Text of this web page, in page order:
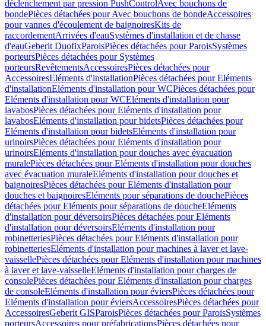
déclenchement par pression PushControlAvec bouchons de
bondePièces détachées pour Avec bouchons de bondeAccessoires
pour vannes d'écoulement de baignoiresKits de
raccordementArrivées d'eauSystèmes d'installation et de chasse
d'eauGeberit DuofixParoisPièces détachées pour ParoisSystèmes
porteursPièces détachées pour Systèmes
porteursRevêtementsAccessoiresPièces détachées pour
AccessoiresEléments d'installationPièces détachées pour Eléments
d'installationEléments d'installation pour WCPièces détachées pour
Eléments d'installation pour WCEléments d'installation pour
lavabosPièces détachées pour Eléments d'installation pour
lavabosEléments d'installation pour bidetsPièces détachées pour
Eléments d'installation pour bidetsEléments d'installation pour
urinoirsPièces détachées pour Eléments d'installation pour
urinoirsEléments d'installation pour douches avec évacuation
muralePièces détachées pour Eléments d'installation pour douches
avec évacuation muraleEléments d'installation pour douches et
baignoiresPièces détachées pour Eléments d'installation pour
douches et baignoiresEléments pour séparations de douchePièces
détachées pour Eléments pour séparations de doucheEléments
d'installation pour déversoirsPièces détachées pour Eléments
d'installation pour déversoirsEléments d'installation pour
robinetteriesPièces détachées pour Eléments d'installation pour
robinetteriesEléments d'installation pour machines à laver et lave-
vaissellePièces détachées pour Eléments d'installation pour machines
à laver et lave-vaisselleEléments d'installation pour charges de
consolePièces détachées pour Eléments d'installation pour charges
de consoleEléments d'installation pour éviersPièces détachées pour
Eléments d'installation pour éviersAccessoiresPièces détachées pour
AccessoiresGeberit GISParoisPièces détachées pour ParoisSystèmes
porteursAccessoires pour préfabricationsPièces détachées pour